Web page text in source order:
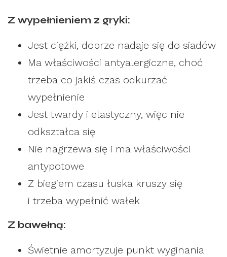
Z wypełnieniem z gryki:
Jest ciężki, dobrze nadaje się do siadów
Ma właściwości antyalergiczne, choć
trzeba co jakiś czas odkurzać
wypełnienie
Jest twardy i elastyczny, więc nie
odkształca się
Nie nagrzewa się i ma właściwości
antypotowe
Z biegiem czasu łuska kruszy się
i trzeba wypełnić wałek
Z bawełną:
Świetnie amortyzuje punkt wyginania